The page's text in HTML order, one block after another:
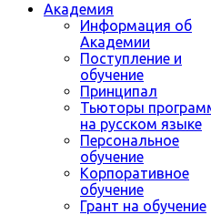
Академия
Информация об
Академии
Поступление и
обучение
Принципал
Тьюторы
на русском языке
Персональное
обучение
Корпоративное
обучение
Грант на обучение